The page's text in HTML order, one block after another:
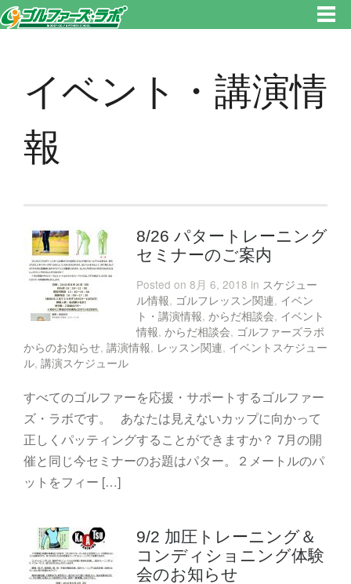
ゴルフレッスン！
イベント・講演情
報
8/26 パタートレーニング
セミナーのご案内
Posted on 8月 6, 2018 in スケジュー
ル情報, ゴルフレッスン関連, イベン
ト・講演情報, からだ相談会, イベント
情報, からだ相談会, ゴルファーズラボ
からのお知らせ, 講演情報, レッスン関連, イベントスケジュー
ル, 講演スケジュール
すべてのゴルファーを応援・サポートするゴルファー
ズ・ラボです。 あなたは見えないカップに向かって
正しくパッティングすることができますか？ 7月の開
催と同じ今セミナーのお題はパター。２メートルのパ
ットをフィー […]
9/2 加圧トレーニング＆
コンディショニング体験
会のお知らせ